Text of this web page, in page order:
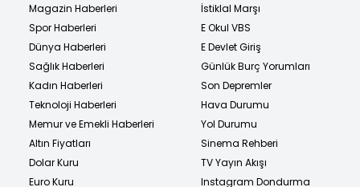
Magazin Haberleri
Spor Haberleri
Dünya Haberleri
Sağlık Haberleri
Kadın Haberleri
Teknoloji Haberleri
Memur ve Emekli Haberleri
Altın Fiyatları
Dolar Kuru
Euro Kuru
İstiklal Marşı
E Okul VBS
E Devlet Giriş
Günlük Burç Yorumları
Son Depremler
Hava Durumu
Yol Durumu
Sinema Rehberi
TV Yayın Akışı
Instagram Dondurma